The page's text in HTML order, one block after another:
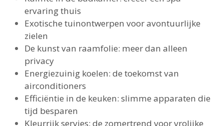
ervaring thuis
Exotische tuinontwerpen voor avontuurlijke
zielen
De kunst van raamfolie: meer dan alleen
privacy
Energiezuinig koelen: de toekomst van
airconditioners
Efficiëntie in de keuken: slimme apparaten die
tijd besparen
Kleurrijk servies: de zomertrend voor vrolijke